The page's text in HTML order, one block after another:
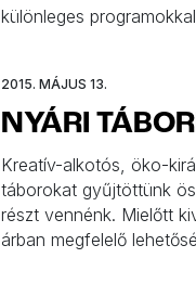
különleges
növényeivel a
2015. MÁJUS 13.
NYÁRI
Kreatív-alkotós, öko-
táborokat gyűjtöttünk
részt vennénk. Mielőtt
árban megfelelő